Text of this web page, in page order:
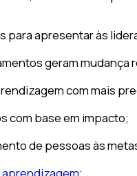
para apresentar às
geram mudança
com mais
com base em impacto;
de pessoas às